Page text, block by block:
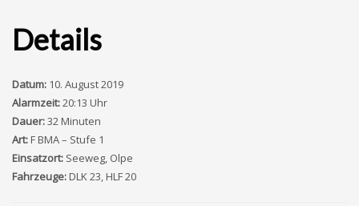
Details
Datum: 10. August 2019
Alarmzeit:20:13 Uhr
Dauer:32 Minuten
Art:F BMA – Stufe 1
Einsatzort: Seeweg, Olpe
Fahrzeuge:DLK 23, HLF 20